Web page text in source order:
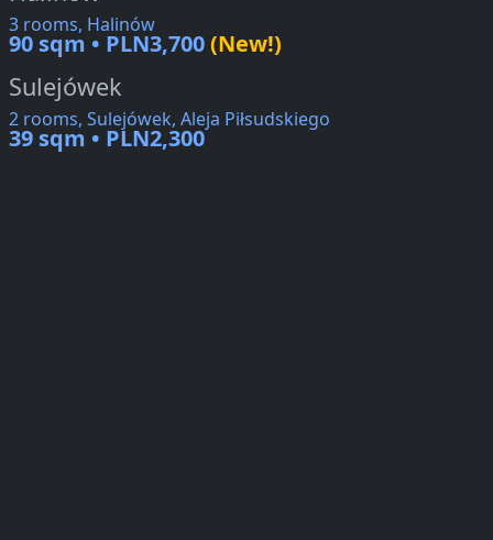
3 rooms, Halinów
90 sqm • PLN3,700(New!)
Sulejówek
2 rooms, Sulejówek, Aleja Piłsudskiego
39 sqm • PLN2,300